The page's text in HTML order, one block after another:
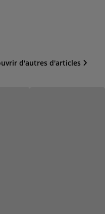
d'autres d'articles